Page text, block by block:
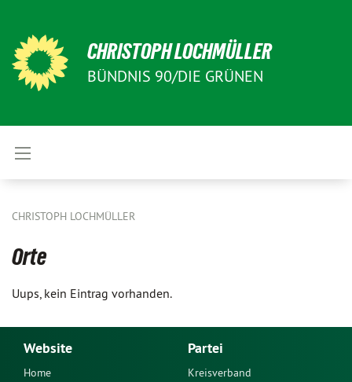
CHRISTOPH LOCHMÜLLER
BÜNDNIS 90/DIE GRÜNEN
CHRISTOPH LOCHMÜLLER
Orte
Uups, kein Eintrag vorhanden.
Website
Home
Partei
Kreisverband